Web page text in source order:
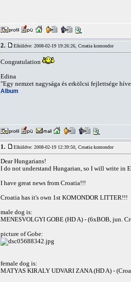
2. Elküldve: 2008-02-19 19:26:26, Croatia komondor
Congratulation
Edina
"Egy nemzet nagysága és erkölcsi fejlettsége
Album
1. Elküldve: 2008-02-19 12:39:50, Croatia komondor
Dear Hungarians!
I do not understand Hungarian, so I will write in
I have great news from Croatia!!!
Croatia has it's own 1st KOMONDOR LITTER!!!
male dog is:
MENESVOLGYI GOBE (HD A) - (6xBOB, jun.
picture of Gobe:
female dog is:
MATYAS KIRALY UDVARI ZANA (HD A) -